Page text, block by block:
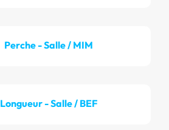
Perche - Salle / MIM
Longueur - Salle / BEF